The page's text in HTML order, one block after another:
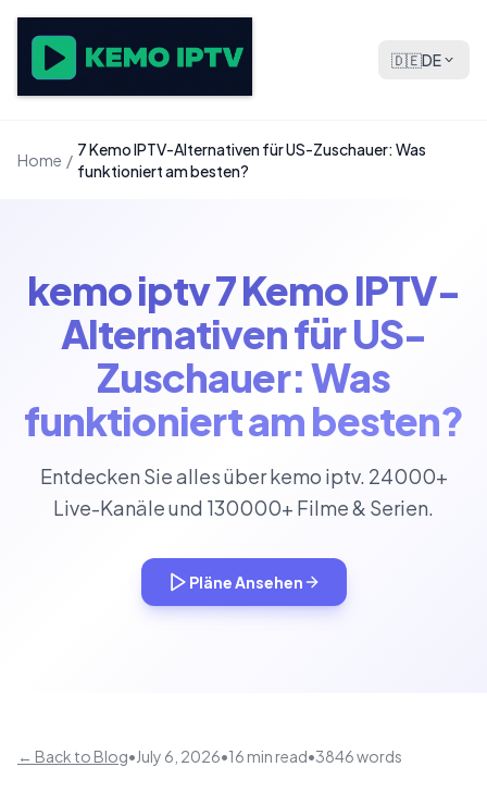
🇩🇪DE
Home /
7 Kemo IPTV-Alternativen für US-Zuschauer: Was
funktioniert am besten?
kemo iptv 7 Kemo IPTV-
Alternativen für US-
Zuschauer: Was
funktioniert am besten?
Entdecken Sie alles über kemo iptv. 24000+
Live-Kanäle und 130000+ Filme & Serien.
Pläne Ansehen
← Back to Blog•July 6, 2026•16 min read•3846 words